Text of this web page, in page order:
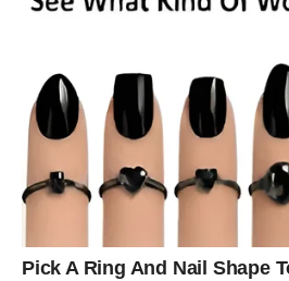
sada dobijaju odgovor – bilo kroz
Porodica i dom –
najbližem krugu
Rak je znak porodice, pa ne čudi
najbližih. To može biti vest, odluka